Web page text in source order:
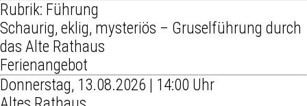
Rubrik: Führung
Schaurig, eklig, mysteriös – Gruselführung durch
das Alte Rathaus
Ferienangebot
Donnerstag, 13.08.2026 | 14:00 Uhr